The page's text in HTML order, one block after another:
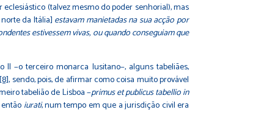
(talvez mesmo do poder senhorial), mas
da Itália] estavam manietadas na sua acção por
estivessem vivas, ou quando conseguiam que
−o terceiro monarca lusitano−, alguns tabeliães,
[8], sendo, pois, de afirmar como coisa muito provável
tabelião de Lisboa −primus et publicus tabellio in
iurati, num tempo em que a jurisdição civil era